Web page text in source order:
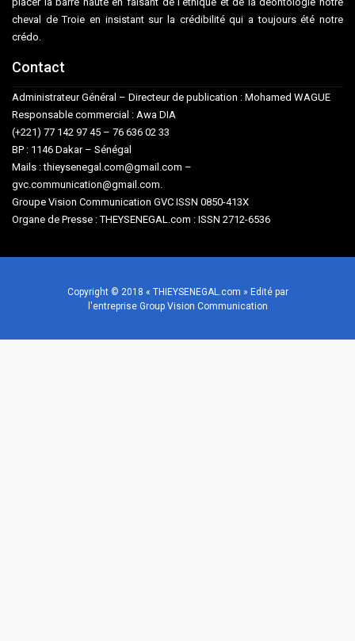
cheval de Troie en insistant sur la crédibilité qui a toujours été notre
crédo.
Contact
Administrateur Général – Directeur de publication : Mohamed WAGUE
Responsable commercial : Awa DIA
(+221) 77 142 97 45 – 76 636 02 33
BP : 1146 Dakar – Sénégal
Mails : thieysenegal.com@gmail.com –
gvc.communication@gmail.com.
Groupe Vision Communication GVC ISSN 0850-413X
Organe de Presse : THEYSENEGAL.com : ISSN 2712-6536
Copyright © 2018 « THIEYSENEGAL.com » Edité par
l'entreprise Group Vision Communication